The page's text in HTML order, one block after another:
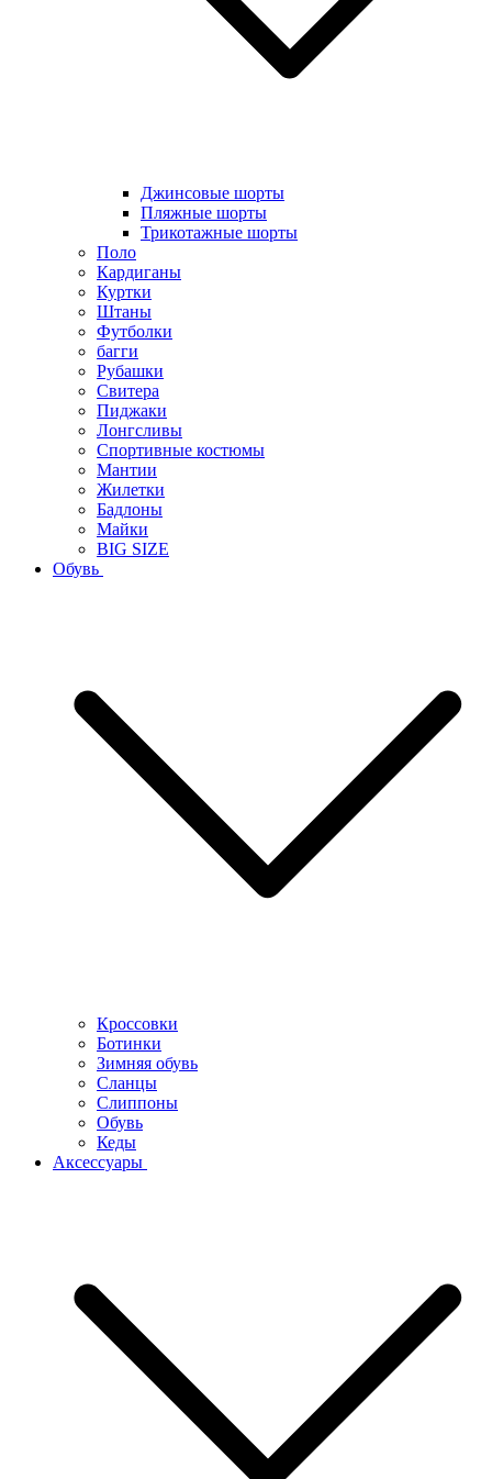
Джинсовые шорты
Пляжные шорты
Трикотажные шорты
Поло
Кардиганы
Куртки
Штаны
Футболки
багги
Рубашки
Свитера
Пиджаки
Лонгсливы
Спортивные костюмы
Мантии
Жилетки
Бадлоны
Майки
BIG SIZE
Обувь
Кроссовки
Ботинки
Зимняя обувь
Сланцы
Слиппоны
Обувь
Кеды
Аксессуары